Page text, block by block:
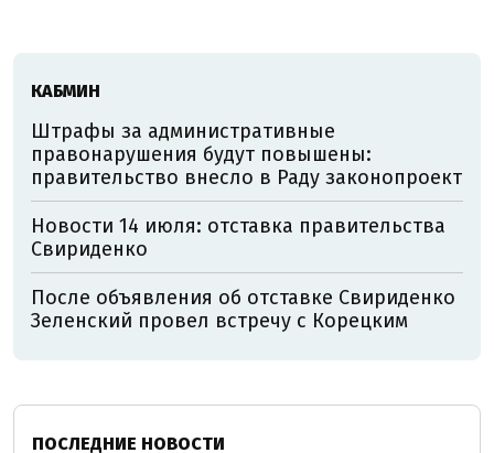
КАБМИН
Штрафы за административные
правонарушения будут повышены:
правительство внесло в Раду законопроект
Новости 14 июля: отставка правительства
Свириденко
После объявления об отставке Свириденко
Зеленский провел встречу с Корецким
ПОСЛЕДНИЕ НОВОСТИ